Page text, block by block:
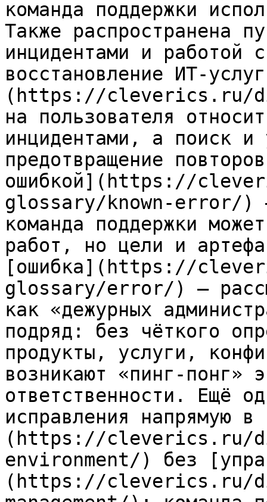
команда поддержки
Также распространена
инцидентами и работой
восстановление ИТ-
(https://cleverics.ru/
на пользователя
инцидентами, а поиск и
предотвращение
ошибкой](https://
glossary/known-error/)
команда поддержки
работ, но цели и
[ошибка](https://
glossary/error/) —
как «дежурных
подряд: без чёткого
продукты, услуги,
возникают «пинг-понг»
ответственности. Ещё
исправления напрямую
(https://cleverics.ru/
environment/) без
(https://cleverics.ru/